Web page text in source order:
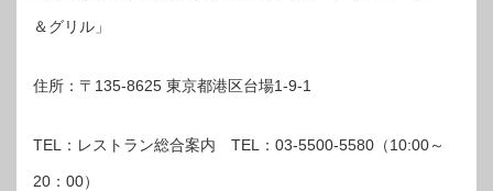
＆グリル」
住所：〒135-8625 東京都港区台場1-9-1
TEL：レストラン総合案内 TEL：03-5500-5580（10:00～
20：00）